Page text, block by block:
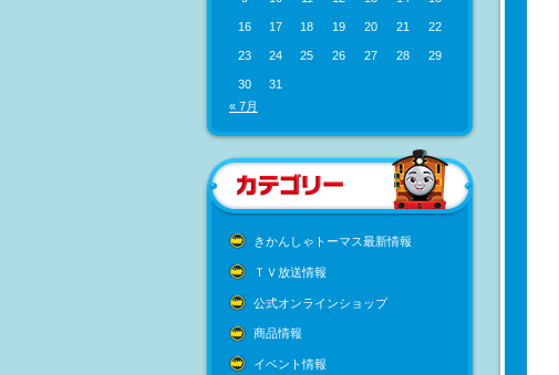
16 17 18 19 20 21 22
23 24 25 26 27 28 29
30
31
« 7月
きかんしゃトーマス最新情報
ＴＶ放送情報
公式オンラインショップ
商品情報
イベント情報